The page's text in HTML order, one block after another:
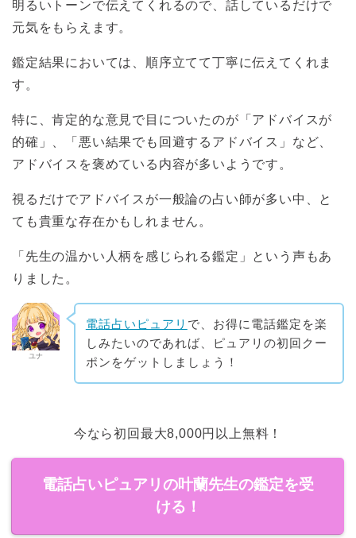
明るいトーンで伝えてくれるので、話しているだけで
元気をもらえます。
鑑定結果においては、順序立てて丁寧に伝えてくれま
す。
特に、肯定的な意見で目についたのが「アドバイスが
的確」、「悪い結果でも回避するアドバイス」など、
アドバイスを褒めている内容が多いようです。
視るだけでアドバイスが一般論の占い師が多い中、と
ても貴重な存在かもしれません。
「先生の温かい人柄を感じられる鑑定」という声もあ
りました。
ユナ
電話占いピュアリ で、お得に電話鑑定を楽
しみたいのであれば、ピュアリの初回クー
ポンをゲットしましょう！
今なら初回最大8,000円以上無料！
電話占いピュアリの叶蘭先生の鑑定を受
ける！